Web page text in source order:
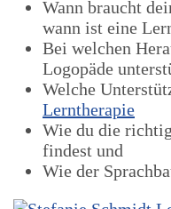
Wann braucht
wann ist eine
Bei welchen
Logopäde
Welche
Lerntherapie
Wie du die
findest und
Wie der